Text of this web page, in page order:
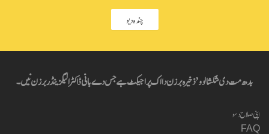
چندہ دیو
بدھ مت دی شکشا لوو’ ذخیرہ برزن دا اک پراجیکٹ ہے جس دے بانی ڈاکٹر الیگزینڈر برزن نیں۔
اپنی صلاح دسو
FAQ